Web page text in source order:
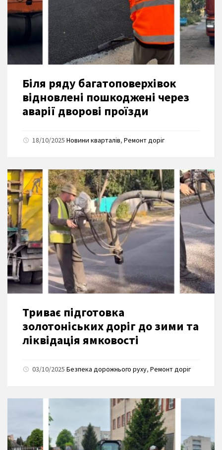
Біля ряду багатоповерхівок
відновлені пошкоджені через
аварії дворові проїзди
18/10/2025 Новини кварталів, Ремонт доріг
Триває підготовка
золотоніських доріг до зими та
ліквідація ямковості
03/10/2025 Безпека дорожнього руху, Ремонт доріг